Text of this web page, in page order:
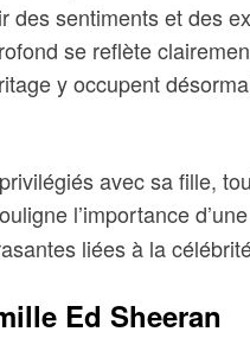
sentiments et des
se reflète
y occupent
avec sa fille,
l’importance
liées à la
Ed Sheeran